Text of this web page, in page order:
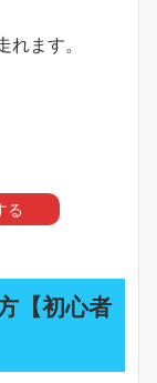
ます。
る
【初心者